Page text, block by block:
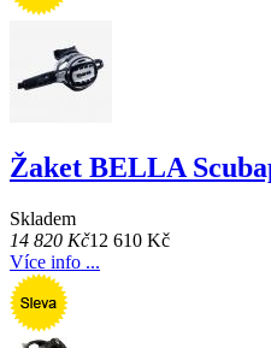
Žaket BELLA
Skladem
14 820 Kč12 610 Kč
Více info ...